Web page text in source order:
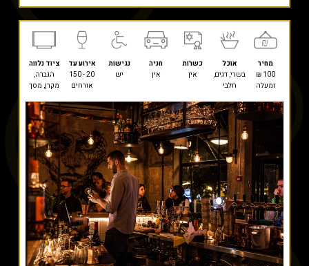
מחיר אוכל כשרות חניה נגישות אירוע עד
ציוד נלווה
100 ₪
ומעלה
בשרי, דגים,
חלבי
אין אין יש
20 - 150
אורחים
הגברה,
מקרן, מסך